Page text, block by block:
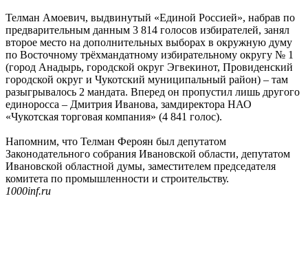
Телман Амоевич, выдвинутый «Единой Россией», набрав по
предварительным данным 3 814 голосов избирателей, занял
второе место на дополнительных выборах в окружную думу
по Восточному трёхмандатному избирательному округу № 1
(город Анадырь, городской округ Эгвекинот, Провиденский
городской округ и Чукотский муниципальный район) – там
разыгрывалось 2 мандата. Вперед он пропустил лишь другого
единоросса – Дмитрия Иванова, замдиректора НАО
«Чукотская торговая компания» (4 841 голос).
Напомним, что Телман Фероян был депутатом
Законодательного собрания Ивановской области, депутатом
Ивановской областной думы, заместителем председателя
комитета по промышленности и строительству.
1000inf.ru